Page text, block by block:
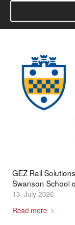
GEZ Rail
Swanson School
13. July 2026
Read more